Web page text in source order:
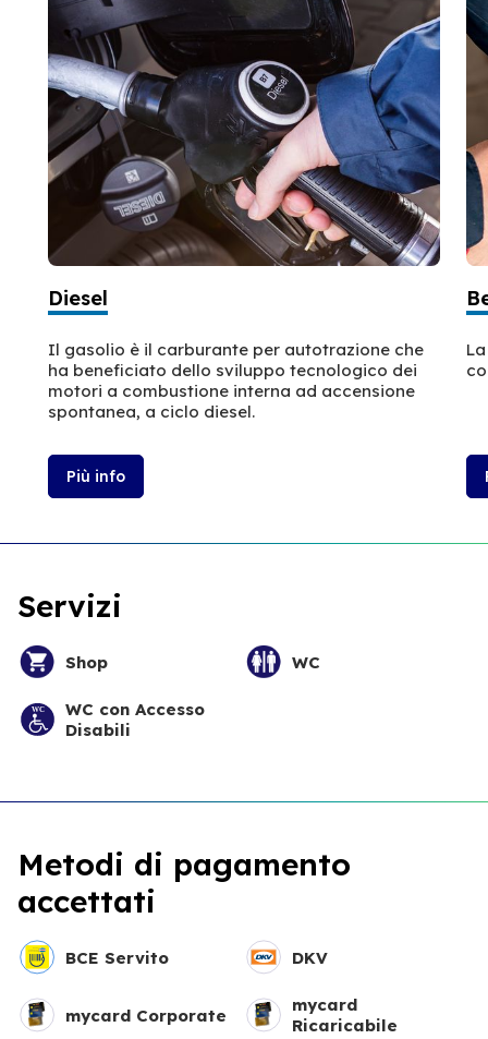
Diesel
Il gasolio è il carburante per autotrazione che
ha beneficiato dello sviluppo tecnologico dei
motori a combustione interna ad accensione
spontanea, a ciclo diesel.
Più info
Servizi
Shop WC
WC con Accesso
Disabili
Metodi di pagamento
accettati
BCE Servito DKV
mycard Corporate
mycard
Ricaricabile